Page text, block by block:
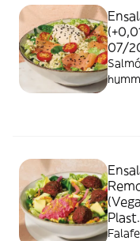
07/